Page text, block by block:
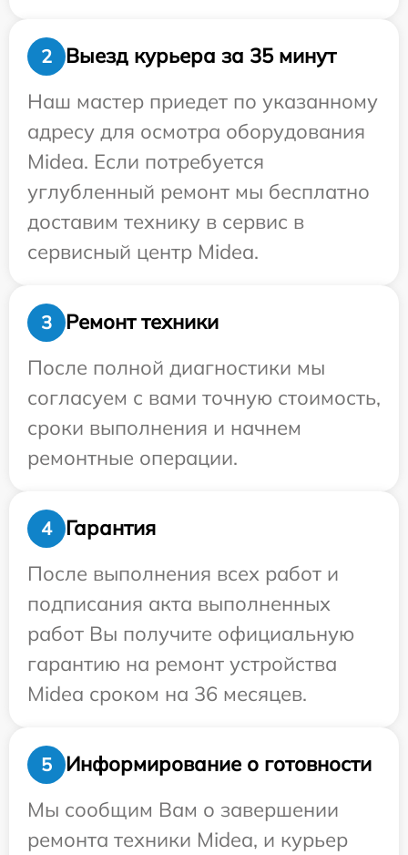
2
Выезд курьера за 35 минут
Наш мастер приедет по указанному
адресу для осмотра оборудования
Midea. Если потребуется
углубленный ремонт мы бесплатно
доставим технику в сервис в
сервисный центр Midea.
3
Ремонт техники
После полной диагностики мы
согласуем с вами точную стоимость,
сроки выполнения и начнем
ремонтные операции.
4
Гарантия
После выполнения всех работ и
подписания акта выполненных
работ Вы получите официальную
гарантию на ремонт устройства
Midea сроком на 36 месяцев.
5
Информирование о готовности
Мы сообщим Вам о завершении
ремонта техники Midea, и курьер